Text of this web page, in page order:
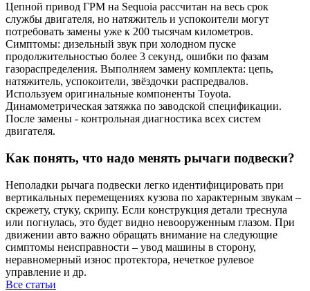
Цепной привод ГРМ на Sequoia рассчитан на весь срок
службы двигателя, но натяжитель и успокоители могут
потребовать замены уже к 200 тысячам километров.
Симптомы: дизельный звук при холодном пуске
продолжительностью более 3 секунд, ошибки по фазам
газораспределения. Выполняем замену комплекта: цепь,
натяжитель, успокоители, звёздочки распредвалов.
Используем оригинальные компоненты Toyota.
Динамометрическая затяжка по заводской спецификации.
После замены - контрольная диагностика всех систем
двигателя.
Как понять, что надо менять рычаги подвески?
Неполадки рычага подвески легко идентифицировать при
вертикальных перемещениях кузова по характерным звукам –
скрежету, стуку, скрипу. Если конструкция детали треснула
или погнулась, это будет видно невооруженным глазом. При
движении авто важно обращать внимание на следующие
симптомы неисправности – увод машины в сторону,
неравномерный износ протектора, нечеткое рулевое
управление и др.
Все статьи